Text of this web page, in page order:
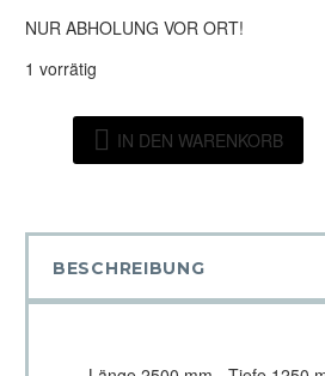
NUR ABHOLUNG VOR ORT!
1 vorrätig
Eichenholz
Edeltisch
IN DEN WARENKORB
BESCHREIBUNG